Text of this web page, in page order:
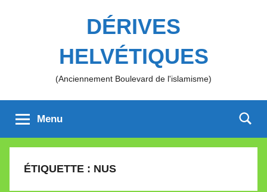
DÉRIVES
HELVÉTIQUES
(Anciennement Boulevard de l'islamisme)
Menu
ÉTIQUETTE : NUS